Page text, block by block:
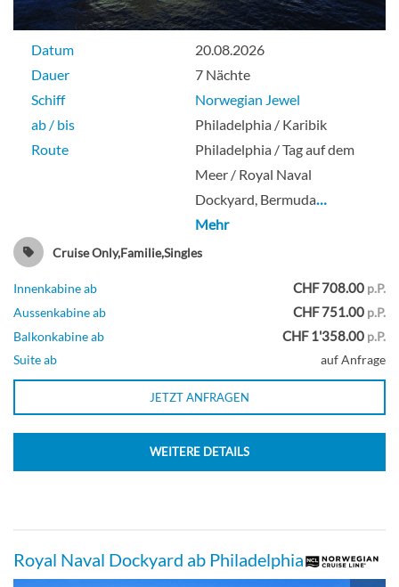
The Haven Familien Villa mit 2
Schlafzimmern und Balkon-[H6]
The Haven Courtyard Penthouse mit
Suite
Innenkabine
Datum
20.08.2026
Dauer
7 Nächte
Schiff
Norwegian Jewel
ab / bis
Philadelphia / Karibik
Route
Philadelphia / Tag auf dem
Meer / Royal Naval
Dockyard, Bermuda…
Mehr
Cruise Only,Familie,Singles
Innenkabine ab CHF 708.00 p.P.
Aussenkabine ab
CHF 751.00 p.P.
Balkonkabine ab
CHF 1'358.00 p.P.
Suite ab
auf Anfrage
JETZT ANFRAGEN
WEITERE DETAILS
Royal Naval Dockyard ab Philadelphia